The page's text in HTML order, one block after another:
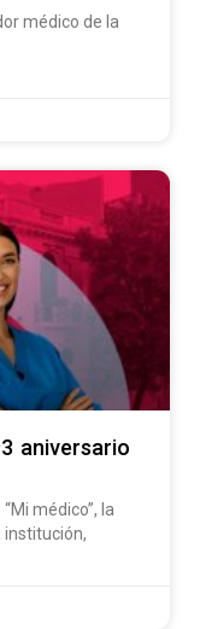
médico de la
aniversario
médico”, la